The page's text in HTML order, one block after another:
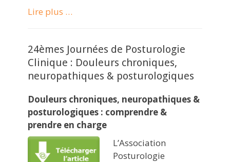
Lire plus …
24èmes Journées de Posturologie
Clinique : Douleurs chroniques,
neuropathiques & posturologiques
Douleurs chroniques, neuropathiques &
posturologiques : comprendre &
prendre en charge
L’Association
Posturologie